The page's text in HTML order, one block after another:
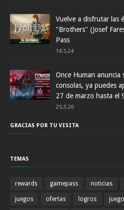
Vuelve a disfrutar las
"Brothers" (Josef
Pass
14.5.24
Once Human anuncia
consolas, ya puedes
27 de marzo hasta el
25.3.26
GRACIAS POR TU VISITA
TEMAS
rewards gamepass noticias
juegos ofertas logros